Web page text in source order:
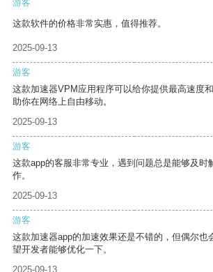
游客
这款软件的价格非常实惠，值得推荐。
2025-09-13
游客
这款加速器VPM应用程序可以给你提供最高速度
助你在网络上自由移动。
2025-09-13
游客
这款app的客服非常专业，遇到问题总是能够及时
作。
2025-09-13
游客
这款加速器app的加速效果还是不错的，但偶尔也
望开发者能够优化一下。
2025-09-13